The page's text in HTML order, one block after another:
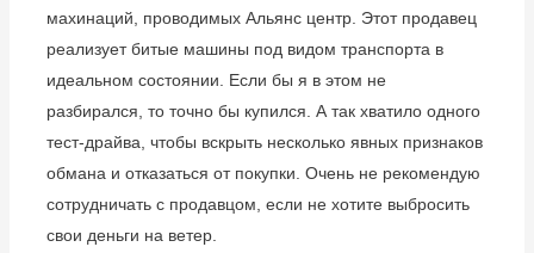
махинаций, проводимых Альянс центр. Этот продавец
реализует битые машины под видом транспорта в
идеальном состоянии. Если бы я в этом не
разбирался, то точно бы купился. А так хватило одного
тест-драйва, чтобы вскрыть несколько явных признаков
обмана и отказаться от покупки. Очень не рекомендую
сотрудничать с продавцом, если не хотите выбросить
свои деньги на ветер.